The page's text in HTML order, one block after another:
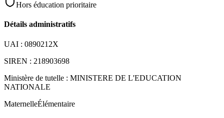
Hors éducation prioritaire
Détails administratifs
UAI : 0890212X
SIREN : 218903698
Ministère de tutelle : MINISTERE DE L'EDUCATION
NATIONALE
MaternelleÉlémentaire